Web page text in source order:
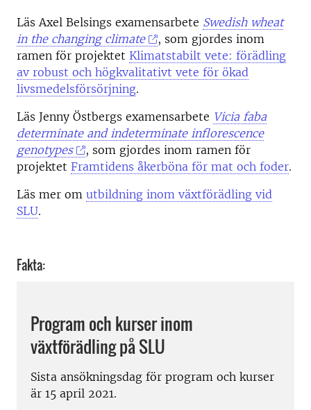
Läs Axel Belsings examensarbete Swedish wheat
in the changing climate
, som gjordes inom
ramen för projektet Klimatstabilt vete: förädling
av robust och högkvalitativt vete för ökad
livsmedelsförsörjning.
Läs Jenny Östbergs examensarbete Vicia faba
determinate and indeterminate inflorescence
genotypes
, som gjordes inom ramen för
projektet Framtidens åkerböna för mat och foder.
Läs mer om utbildning inom växtförädling vid
SLU.
Fakta:
Program och kurser inom
växtförädling på SLU
Sista ansökningsdag för program och kurser
är 15 april 2021.